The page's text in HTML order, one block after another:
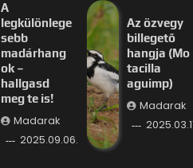
A
legkülönlege
sebb
madárhang
ok –
hallgasd
meg te is!
Madarak
2025.09.06.
Az özvegy
billegető
hangja (Mo
tacilla
aguimp)
Madarak